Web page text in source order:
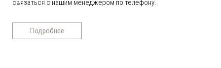
связаться с нашим менеджером по телефону.
Подробнее